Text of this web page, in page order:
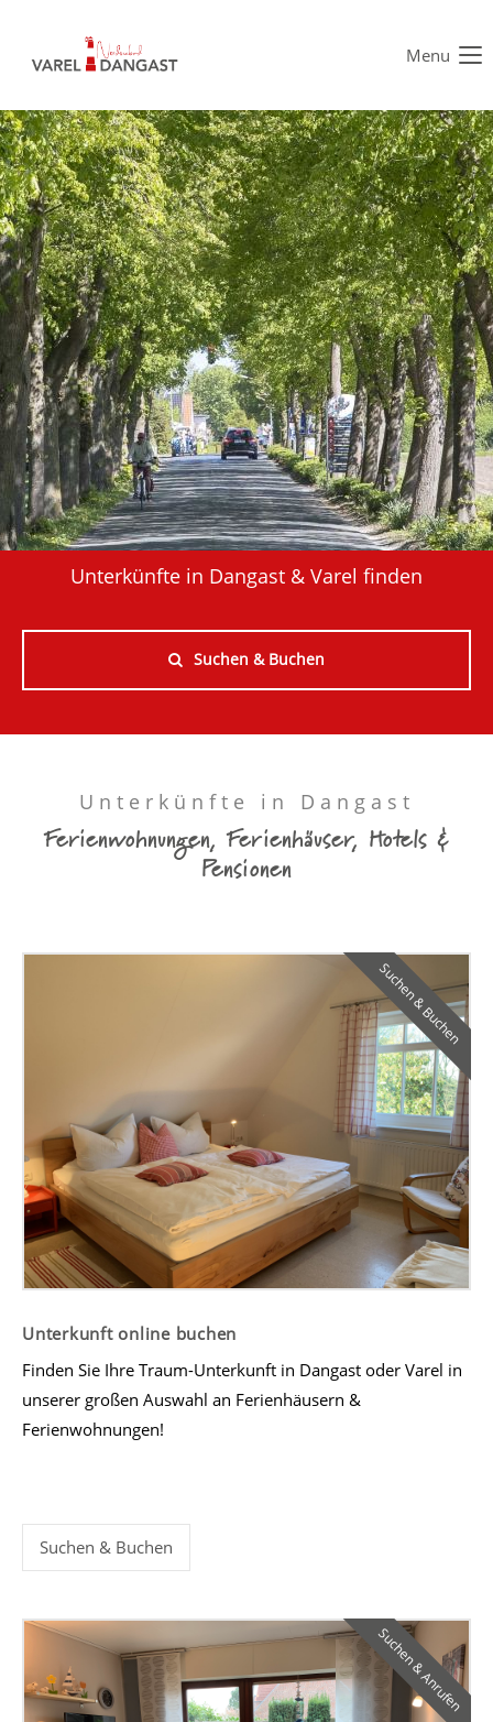
Der Eintrag "offcanvas-col1" existiert leider nicht.
Der Eintrag "offcanvas-col2" existiert leider nicht.
Der Eintrag "offcanvas-col3" existiert leider nicht.
Der Eintrag "offcanvas-col4" existiert leider nicht.
Menu
Unterkünfte in Dangast & Varel finden
Suchen & Buchen
Unterkünfte in Dangast
Ferienwohnungen, Ferienhäuser, Hotels &
Pensionen
Suchen & Buchen
Unterkunft online buchen
Finden Sie Ihre Traum-Unterkunft in Dangast oder Varel in
unserer großen Auswahl an Ferienhäusern &
Ferienwohnungen!
Suchen & Buchen
Suchen & Anrufen